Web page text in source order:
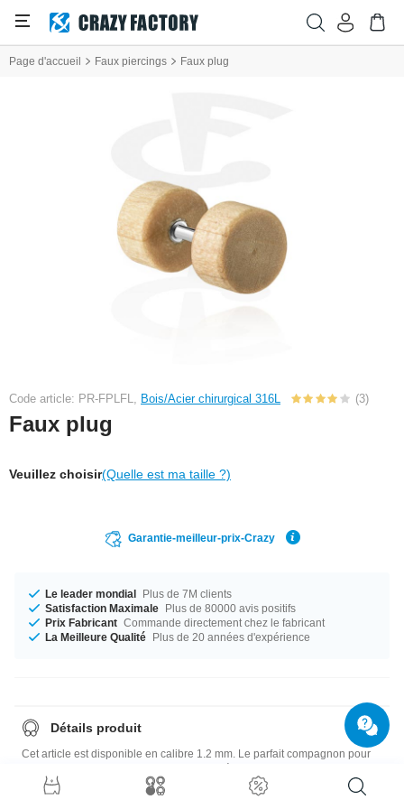
Page d'accueil Faux piercings Faux plug
Code article: PR-FPLFL, Bois/Acier chirurgical 316L (3)
Faux plug
Veuillez choisir(Quelle est ma taille ?)
Garantie-meilleur-prix-Crazy
Le leader mondial Plus de 7M clients
Satisfaction Maximale Plus de 80000 avis positifs
Prix Fabricant Commande directement chez le fabricant
La Meilleure Qualité Plus de 20 années d'expérience
Détails produit
Cet article est disponible en calibre 1.2 mm. Le parfait compagnon pour
toutes les occasions... disponible en diamètre 10 mm. Trouve ton style
parfait grâce à Acajou. Qu'est-ce que tu attends ? Commande le tien
maintenant ! Tous les produits organiques sont faits de matériaux